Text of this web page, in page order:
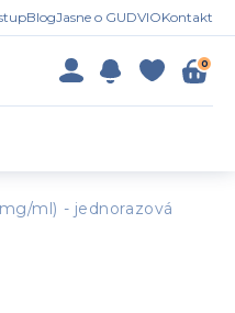
BlogJasne o GUDVIOKontakt
0
ml) - jednorazová